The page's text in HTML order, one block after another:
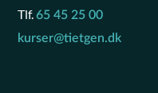
Tlf.65 45 25 00
kurser@tietgen.dk